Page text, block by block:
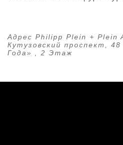
Адрес Philipp Plein + Plein
Кутузовский проспект,
Года» , 2 Этаж